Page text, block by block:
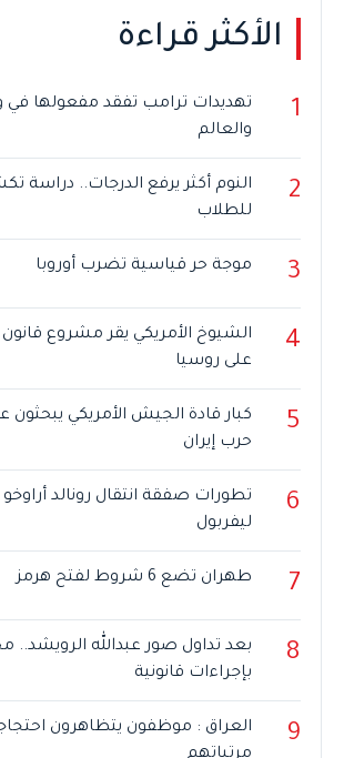
الأكثر قراءة
1
تهديدات ترامب تفقد مفعولها
والعالم
2
النوم أكثر يرفع الدرجات.. دراسة
للطلاب
3 موجة حر قياسية تضرب أوروبا
4
الشيوخ الأمريكي يقر مشروع
على روسيا
5
كبار قادة الجيش الأمريكي
حرب إيران
6
تطورات صفقة انتقال رونالد
ليفربول
7 طهران تضع 6 شروط لفتح هرمز
8
بعد تداول صور عبدالله الرويشد..
بإجراءات قانونية
9
العراق : موظفون يتظاهرون